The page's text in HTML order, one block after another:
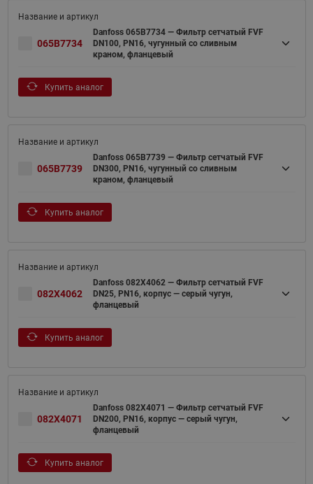
065B7734
Danfoss 065B7734 — Фильтр сетчатый FVF
DN100, PN16, чугунный со сливным
краном, фланцевый
Купить аналог
065B7739
Danfoss 065B7739 — Фильтр сетчатый FVF
DN300, PN16, чугунный со сливным
краном, фланцевый
Купить аналог
082X4062
Danfoss 082X4062 — Фильтр сетчатый FVF
DN25, PN16, корпус — серый чугун,
фланцевый
Купить аналог
082X4071
Danfoss 082X4071 — Фильтр сетчатый FVF
DN200, PN16, корпус — серый чугун,
фланцевый
Купить аналог